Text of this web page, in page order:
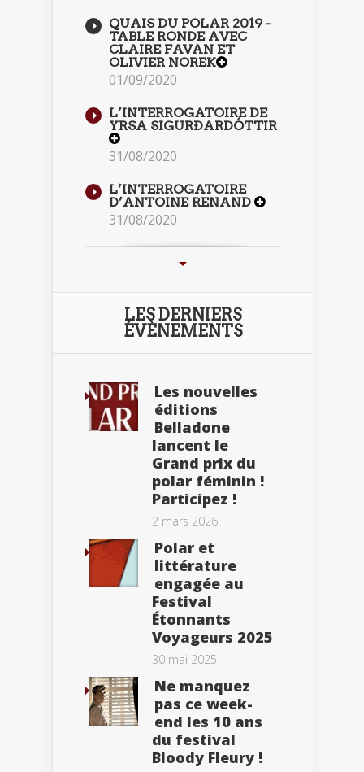
QUAIS DU POLAR 2019 -
TABLE RONDE AVEC
CLAIRE FAVAN ET
OLIVIER NOREK
01/09/2020
L’INTERROGATOIRE DE
YRSA SIGURÐARDÓTTIR
31/08/2020
L’INTERROGATOIRE
D’ANTOINE RENAND
31/08/2020
LES DERNIERS
ÉVÈNEMENTS
Les nouvelles
éditions
Belladone
lancent le
Grand prix du
polar féminin !
Participez !
2 mars 2026
Polar et
littérature
engagée au
Festival
Étonnants
Voyageurs 2025
30 mai 2025
Ne manquez
pas ce week-
end les 10 ans
du festival
Bloody Fleury !